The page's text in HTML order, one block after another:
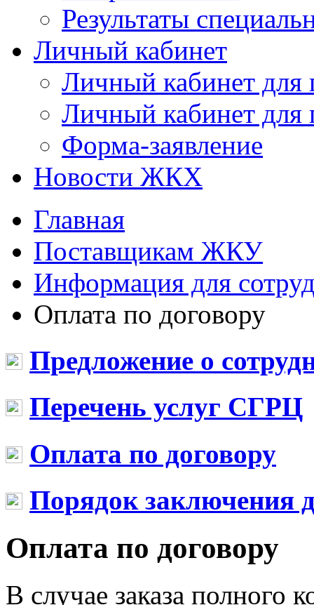
Результаты
Личный кабинет
Личный кабинет
Личный кабинет
Форма-заявление
Новости ЖКХ
Главная
Поставщикам ЖКУ
Информация для
Оплата по договору
Предложение о
Перечень услуг СГРЦ
Оплата по договору
Порядок заключения
Оплата по договору
В случае заказа полного